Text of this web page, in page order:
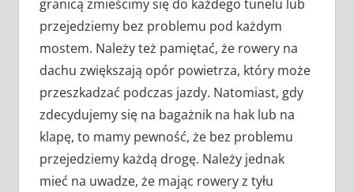
granicą zmieścimy się do każdego tunelu lub
przejedziemy bez problemu pod każdym
mostem. Należy też pamiętać, że rowery na
dachu zwiększają opór powietrza, który może
przeszkadzać podczas jazdy. Natomiast, gdy
zdecydujemy się na bagażnik na hak lub na
klapę, to mamy pewność, że bez problemu
przejedziemy każdą drogę. Należy jednak
mieć na uwadze, że mając rowery z tyłu